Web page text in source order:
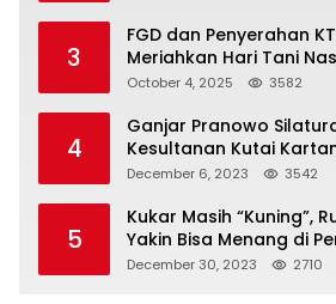
3
FGD dan Penyerahan
Meriahkan Hari Tani
October 4, 2025 3582
4
Ganjar Pranowo
Kesultanan Kutai
December 6, 2023 3542
5
Kukar Masih “Kuning”,
Yakin Bisa Menang di
December 30, 2023 2710